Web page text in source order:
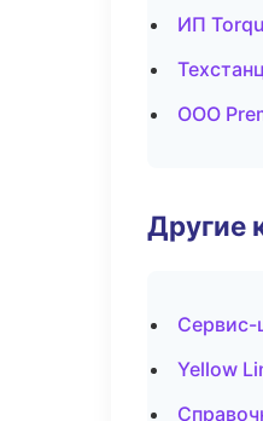
ИП
ООО
Другие
Сервис-
Yellow